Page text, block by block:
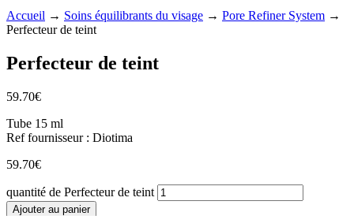
Accueil → Soins équilibrants du visage → Pore Refiner System →
Perfecteur de teint
Perfecteur de teint
59.70€
Tube 15 ml
Ref fournisseur : Diotima
59.70€
quantité de Perfecteur de teint
Ajouter au panier